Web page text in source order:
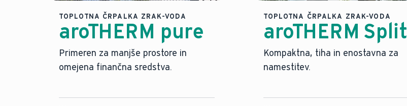
TOPLOTNA ČRPALKA ZRAK-VODA
aroTHERM pure
Primeren za manjše prostore in
omejena finančna sredstva.
TOPLOTNA ČRPALKA ZRAK-VODA
aroTHERM Split
⁠Kompaktna, tiha in enostavna za
namestitev.